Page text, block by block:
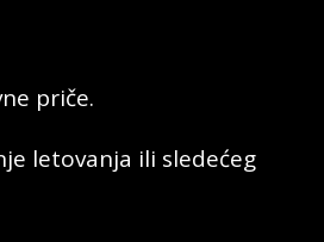
priče.
letovanja ili sledećeg